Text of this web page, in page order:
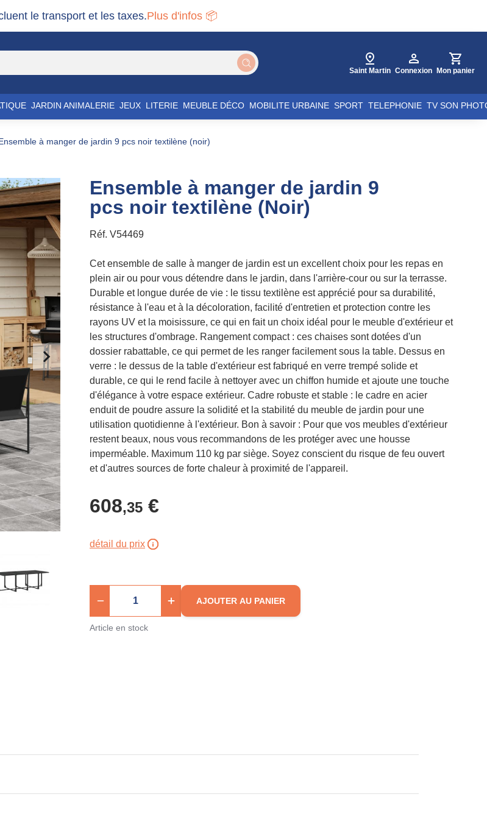
le transport et les taxes.Plus d'infos 📦
Saint Martin Connexion Mon panier
JARDIN ANIMALERIE JEUX LITERIE MEUBLE DÉCO MOBILITE URBAINE SPORT TELEPHONIE TV SON
ensemble à manger de jardin 9 pcs noir textilène (noir)
Ensemble à manger de jardin 9
pcs noir textilène (Noir)
Réf. V54469
Cet ensemble de salle à manger de jardin est un excellent choix pour les repas en
plein air ou pour vous détendre dans le jardin, dans l'arrière-cour ou sur la terrasse.
Durable et longue durée de vie : le tissu textilène est apprécié pour sa durabilité,
résistance à l'eau et à la décoloration, facilité d'entretien et protection contre les
rayons UV et la moisissure, ce qui en fait un choix idéal pour le meuble d'extérieur et
les structures d'ombrage. Rangement compact : ces chaises sont dotées d'un
dossier rabattable, ce qui permet de les ranger facilement sous la table. Dessus en
verre : le dessus de la table d'extérieur est fabriqué en verre trempé solide et
durable, ce qui le rend facile à nettoyer avec un chiffon humide et ajoute une touche
d'élégance à votre espace extérieur. Cadre robuste et stable : le cadre en acier
enduit de poudre assure la solidité et la stabilité du meuble de jardin pour une
utilisation quotidienne à l'extérieur. Bon à savoir : Pour que vos meubles d'extérieur
restent beaux, nous vous recommandons de les protéger avec une housse
imperméable. Maximum 110 kg par siège. Soyez conscient du risque de feu ouvert
et d'autres sources de forte chaleur à proximité de l'appareil.
608,35 €
détail du prix
AJOUTER AU PANIER
Article en stock